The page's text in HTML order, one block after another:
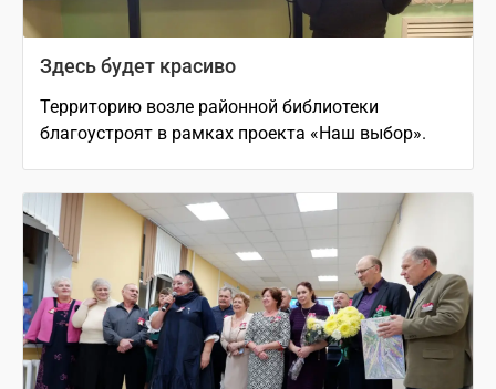
Здесь будет красиво
Территорию возле районной библиотеки
благоустроят в рамках проекта «Наш выбор».